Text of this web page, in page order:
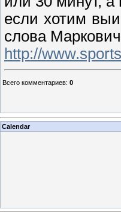
если хотим
слова
http://
Всего комментариев: 0
Calendar